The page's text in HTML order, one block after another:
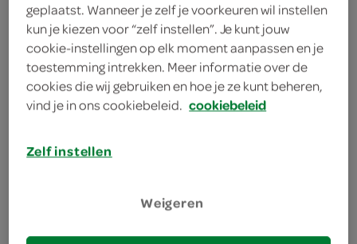
75 gram kokosrasp
kies je winkel
bereiden
deel op facebook
print recept
geplaatst. Wanneer je zelf je voorkeuren wil instellen
kun je kiezen voor “zelf instellen”. Je kunt jouw
cookie-instellingen op elk moment aanpassen en je
toestemming intrekken. Meer informatie over de
cookies die wij gebruiken en hoe je ze kunt beheren,
vind je in ons cookiebeleid. cookiebeleid
Zelf instellen
Weigeren